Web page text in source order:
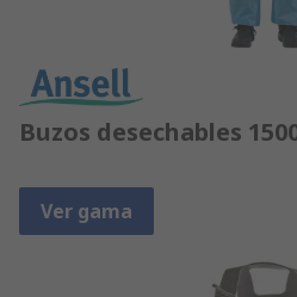
Buzos desechables
Ver gama